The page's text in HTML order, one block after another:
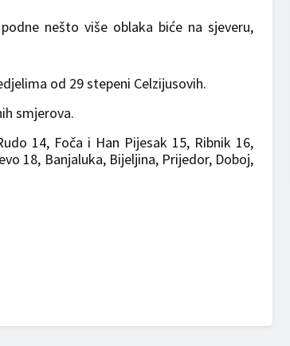
nešto više oblaka biće na sjeveru,
od 29 stepeni Celzijusovih.
smjerova.
14, Foča i Han Pijesak 15, Ribnik 16,
18, Banjaluka, Bijeljina, Prijedor, Doboj,